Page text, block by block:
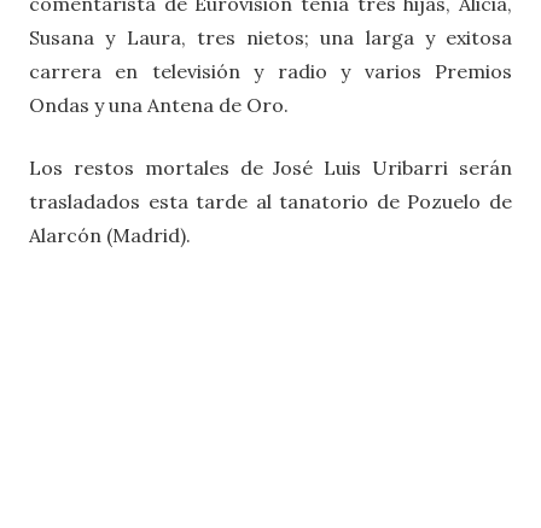
Susana y Laura, tres nietos; una larga y exitosa
carrera en televisión y radio y varios Premios
Ondas y una Antena de Oro.
Los restos mortales de José Luis Uribarri serán
trasladados esta tarde al tanatorio de Pozuelo de
Alarcón (Madrid).